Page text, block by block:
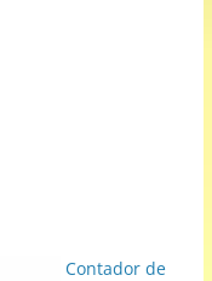
Contador de